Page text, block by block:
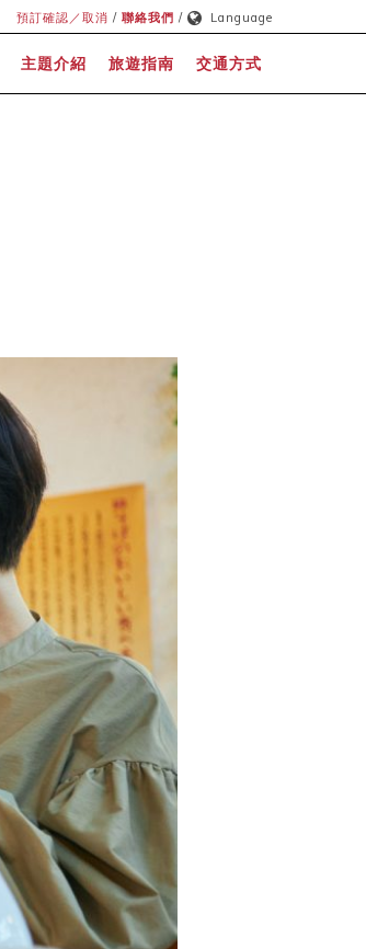
預訂確認／取消 /聯絡我們 / Language
主題介紹 旅遊指南 交通方式